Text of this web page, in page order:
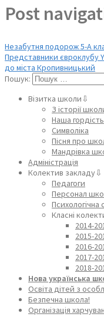
Post
Незабутня подорож 5-А
Представники євроклубу
до міста Кропивницький
Пошук:
Візитка школи⇩
З історії
Наша гордість
Символіка
Пісня про
Мандрівка
Адміністрація
Колектив закладу⇩
Педагоги
Персонал
Класні
2014-
2015-
2016-
2017-
2018-
Нова українська
Освіта дітей з
Безпечна школа!
Організація